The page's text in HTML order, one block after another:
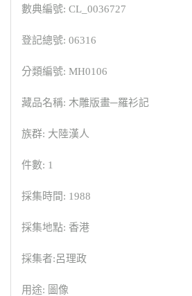
數典編號: CL_0036727
登記總號: 06316
分類編號: MH0106
藏品名稱: 木雕版畫─羅衫記
族群: 大陸漢人
件數: 1
採集時間: 1988
採集地點: 香港
採集者:呂理政
用途: 圖像